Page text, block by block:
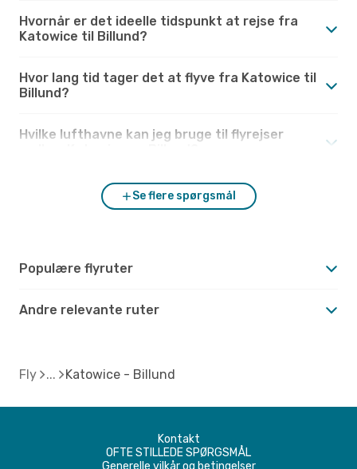
Hvornår er det ideelle tidspunkt at rejse fra
Katowice til Billund?
Hvor lang tid tager det at flyve fra Katowice til
Billund?
Hvilke lufthavne kan jeg bruge til flyrejser
Se flere spørgsmål
Populære flyruter
Andre relevante ruter
Fly Katowice - Billund
Kontakt
OFTE STILLEDE SPØRGSMÅL
Generelle vilkår og betingelser